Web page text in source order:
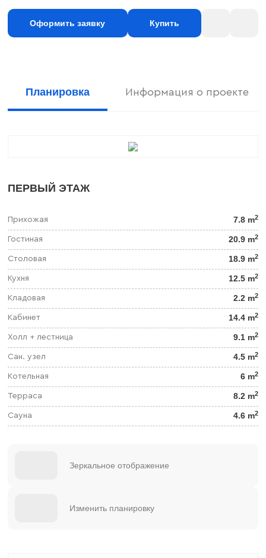
Оформить заявку Купить
Планировка Информация о проекте
ПЕРВЫЙ ЭТАЖ
Прихожая 7.8 m2
Гостиная 20.9 m2
Столовая 18.9 m2
Кухня 12.5 m2
Кладовая 2.2 m2
Кабинет 14.4 m2
Холл + лестница 9.1 m2
Сан. узел 4.5 m2
Котельная 6 m2
Терраса 8.2 m2
Сауна 4.6 m2
Зеркальное отображение
Изменить планировку